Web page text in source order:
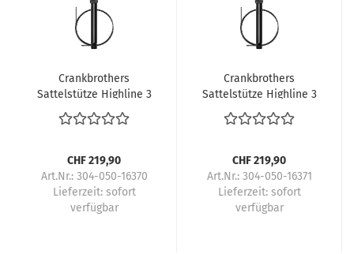
Crankbrothers
Sattelstütze Highline 3
CHF 219,90
Art.Nr.: 304-050-16370
Lieferzeit: sofort
verfügbar
Crankbrothers
Sattelstütze Highline 3
CHF 219,90
Art.Nr.: 304-050-16371
Lieferzeit: sofort
verfügbar